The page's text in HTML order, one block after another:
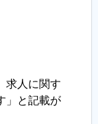
求人に関す
」と記載が